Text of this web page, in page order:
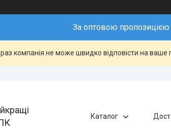
За оптовою
компанія не може швидко відповісти на ваше
Каталог